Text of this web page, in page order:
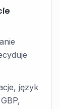
język